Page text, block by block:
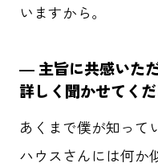
いますから。
― 主旨に共感いた
詳しく聞かせてくだ
あくまで僕が知って
ハウスさんには何か